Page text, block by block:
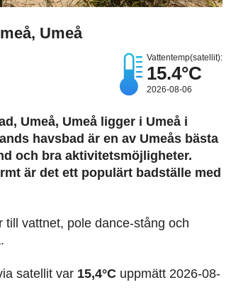
Umeå
Vattentemp(satellit):
15.4°C
2026-08-06
Umeå, Umeå ligger i Umeå i
havsbad är en av Umeås bästa
och bra aktivitetsmöjligheter.
är det ett populärt badställe med
vattnet, pole dance-stång och
satellit var 15,4°C uppmätt 2026-08-